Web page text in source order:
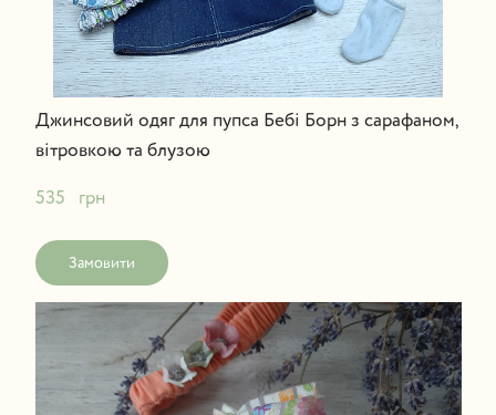
Джинсовий одяг для пупса Бебі Борн з сарафаном,
вітрoвкою та блузою
535   грн
Замовити